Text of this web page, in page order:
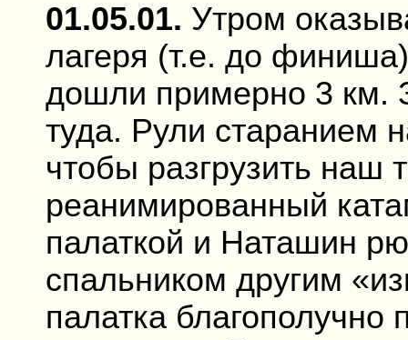
01.05.01. Утром
лагеря (т.е. до
дошли примерно 3 км.
туда. Рули старанием
чтобы разгрузить наш
реанимированный
палаткой и Наташин
спальником другим
палатка